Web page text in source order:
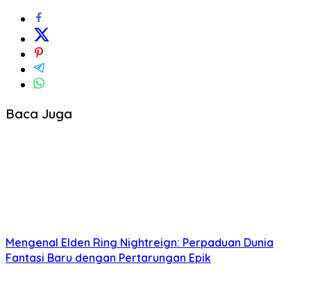
Baca Juga
Mengenal Elden Ring Nightreign: Perpaduan Dunia
Fantasi Baru dengan Pertarungan Epik